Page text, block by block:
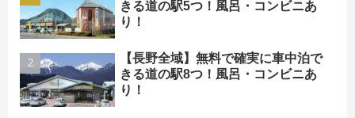
きる道の駅5つ！風呂・コンビニあ
り！
【長野全域】無料で確実に車中泊で
きる道の駅8つ！風呂・コンビニあ
り！